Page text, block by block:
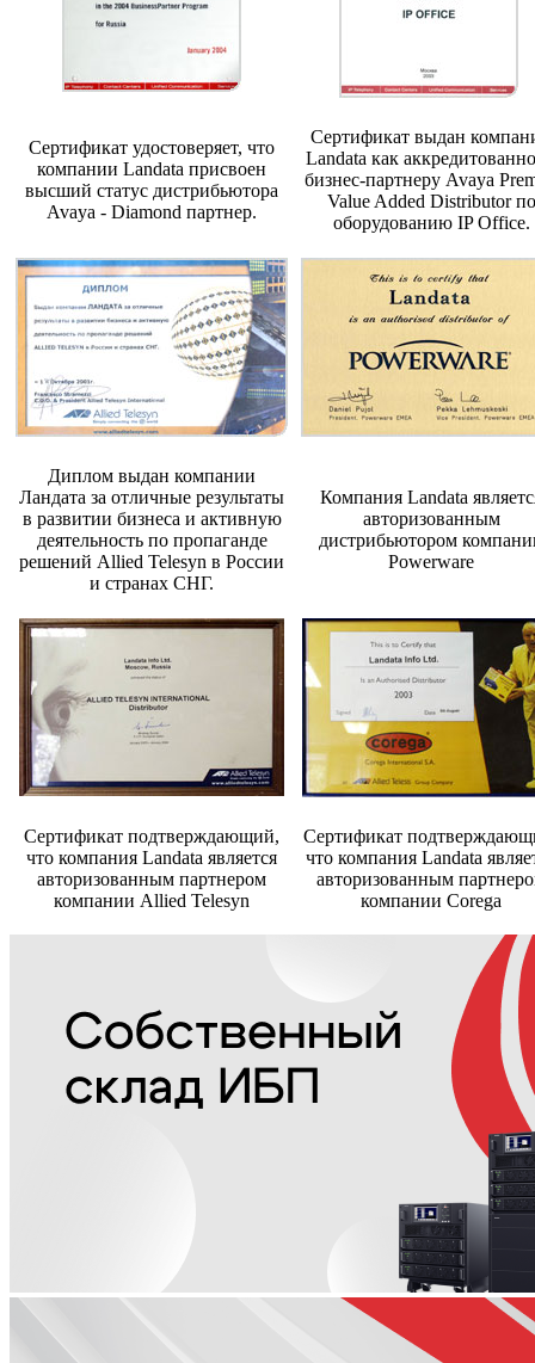
Сертификат удостоверяет, что
компании Landata присвоен
высший статус дистрибьютора
Avaya - Diamond партнер.
Сертификат выдан
Landata как
бизнес-партнеру Avaya
Value Added Distributor по
оборудованию IP Office.
Диплом выдан компании
Ландата за отличные результаты
в развитии бизнеса и активную
деятельность по пропаганде
решений Allied Telesyn в России
и странах СНГ.
Компания Landata
авторизованным
дистрибьютором
Powerware
Cертификат подтверждающий,
что компания Landata является
авторизованным партнером
компании Allied Telesyn
Cертификат
что компания Landata
авторизованным
компании Сorega